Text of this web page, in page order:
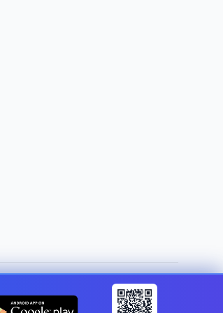
Muuda riiki: Estonia